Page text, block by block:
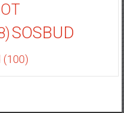
SOSBUD
(100)